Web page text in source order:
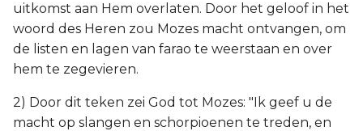
uitkomst aan Hem overlaten. Door het geloof in het
woord des Heren zou Mozes macht ontvangen, om
de listen en lagen van farao te weerstaan en over
hem te zegevieren.
2) Door dit teken zei God tot Mozes: "Ik geef u de
macht op slangen en schorpioenen te treden, en